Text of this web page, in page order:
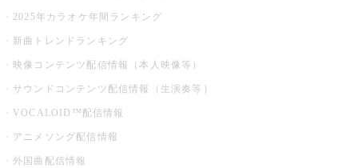
2025年カラオケ年間ランキング
新曲トレンドランキング
映像コンテンツ配信情報（本人映像等）
サウンドコンテンツ配信情報（生演奏等）
VOCALOID™配信情報
アニメソング配信情報
外国曲配信情報